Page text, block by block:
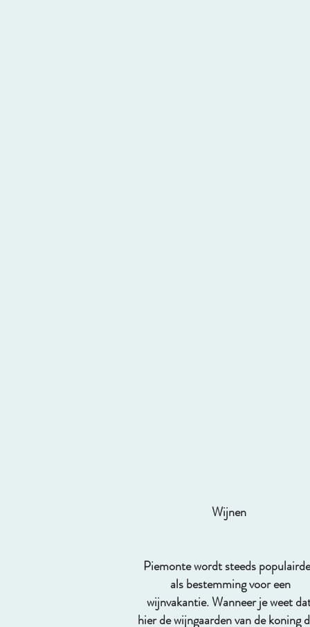
Wijnen
Piemonte wordt steeds
als bestemming voor een
wijnvakantie. Wanneer je weet
hier de wijngaarden van de koning